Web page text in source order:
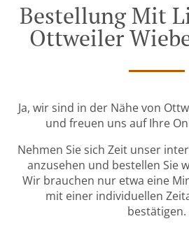
Bestellung Mit
Ottweiler
Ja, wir sind in der Nähe von
und freuen uns auf Ihre
Nehmen Sie sich Zeit unser
anzusehen und bestellen Sie
Wir brauchen nur etwa eine
mit einer individuellen
bestätigen.